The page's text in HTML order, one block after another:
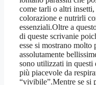
come tarli o altri
colorazione e nutrirli
essenziali.Oltre a
di queste scrivanie
esse si mostrano
assolutamente
sono utilizzati in questi
più piacevole da
“vivibile”.Mentre se si